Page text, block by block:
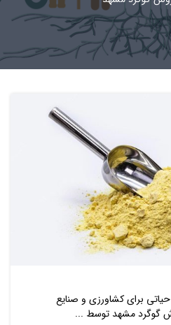
برای کشاورزی و صنایع
گوگرد مشهد توسط ...